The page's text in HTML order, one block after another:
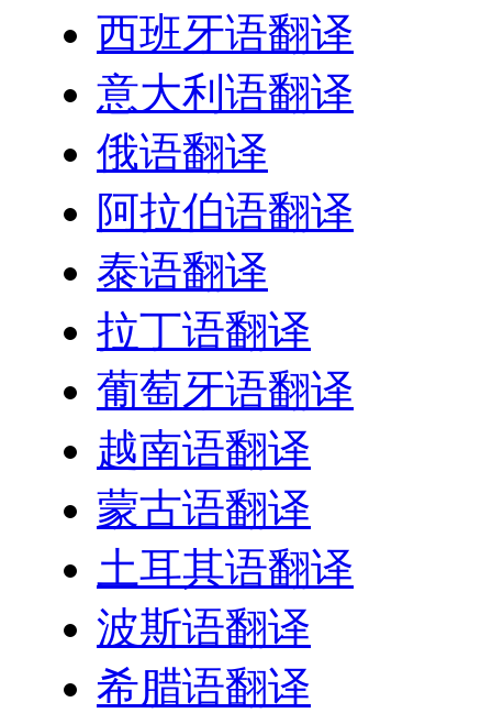
西班牙语翻译
意大利语翻译
俄语翻译
阿拉伯语翻译
泰语翻译
拉丁语翻译
葡萄牙语翻译
越南语翻译
蒙古语翻译
土耳其语翻译
波斯语翻译
希腊语翻译